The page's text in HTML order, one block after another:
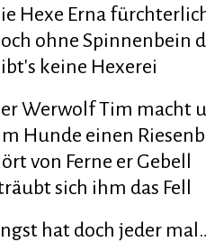
Hexe Erna
ohne Spinnenbein
keine Hexerei
Werwolf Tim macht
Hunde einen
von Ferne er Gebell
sich ihm das Fell
hat doch jeder